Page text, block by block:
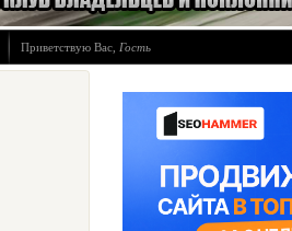
Приветствую Вас Гость